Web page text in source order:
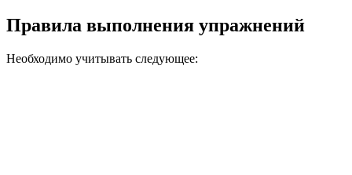
Правила выполнения упражнений
Необходимо учитывать следующее: